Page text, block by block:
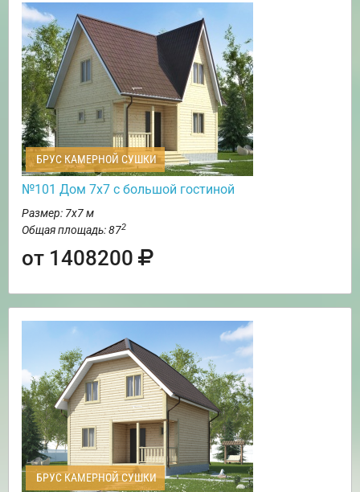
БРУС КАМЕРНОЙ СУШКИ
№101 Дом 7х7 с большой гостиной
Размер: 7х7 м
Общая площадь: 872
от 1408200
БРУС КАМЕРНОЙ СУШКИ